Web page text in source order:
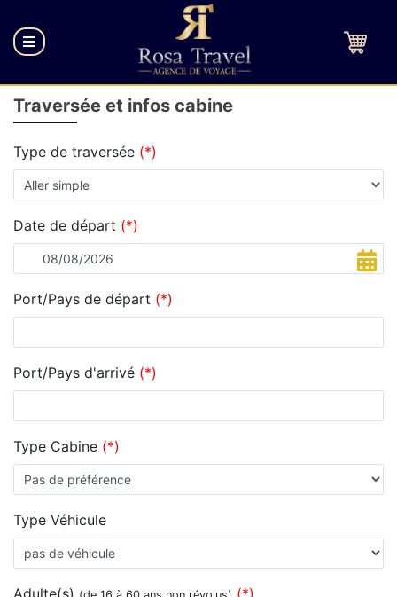
Traversée et infos cabine
Type de traversée (*)
Date de départ (*)
Port/Pays de départ (*)
Port/Pays d'arrivé (*)
Type Cabine (*)
Type Véhicule
Adulte(s) (*)